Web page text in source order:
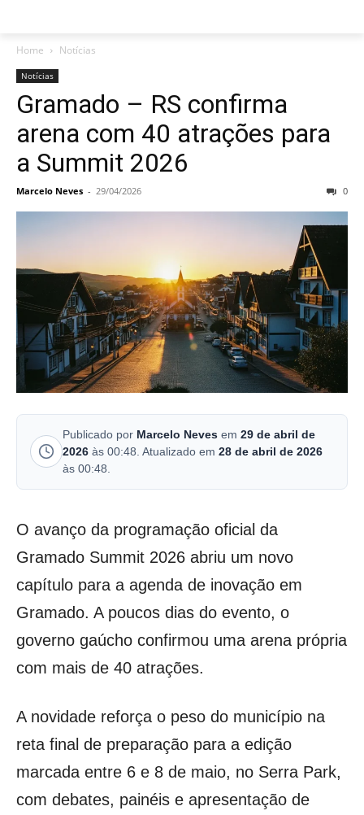
Home Notícias
Notícias
Gramado – RS confirma
arena com 40 atrações para
a Summit 2026
Marcelo Neves - 29/04/2026 0
Publicado por Marcelo Neves em 29 de abril de
2026 às 00:48. Atualizado em 28 de abril de 2026
às 00:48.
O avanço da programação oficial da
Gramado Summit 2026 abriu um novo
capítulo para a agenda de inovação em
Gramado. A poucos dias do evento, o
governo gaúcho confirmou uma arena própria
com mais de 40 atrações.
A novidade reforça o peso do município na
reta final de preparação para a edição
marcada entre 6 e 8 de maio, no Serra Park,
com debates, painéis e apresentação de